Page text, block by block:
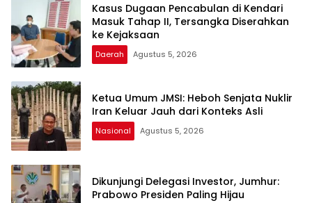
Kasus Dugaan Pencabulan di Kendari
Masuk Tahap II, Tersangka Diserahkan
ke Kejaksaan
Daerah Agustus 5, 2026
Ketua Umum JMSI: Heboh Senjata Nuklir
Iran Keluar Jauh dari Konteks Asli
Nasional Agustus 5, 2026
Dikunjungi Delegasi Investor, Jumhur:
Prabowo Presiden Paling Hijau